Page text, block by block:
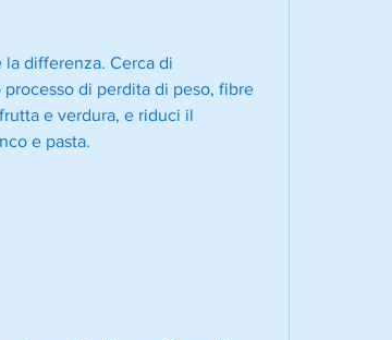
di perdita di peso, fibre
e verdura, e riduci il
e pasta.